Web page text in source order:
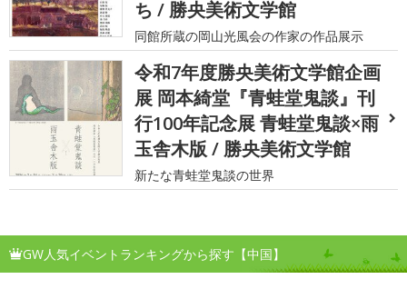
ち / 勝央美術文学館
同館所蔵の岡山光風会の作家の作品展示
令和7年度勝央美術文学館企画
展 岡本綺堂『青蛙堂鬼談』刊
行100年記念展 青蛙堂鬼談×雨
玉舎木版 / 勝央美術文学館
新たな青蛙堂鬼談の世界
GW人気イベントランキングから探す【中国】